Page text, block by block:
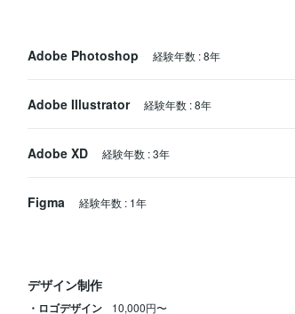
Adobe Photoshop 経験年数 :8年
Adobe Illustrator 経験年数 :8年
Adobe XD 経験年数 :3年
Figma 経験年数 : 1年
デザイン制作
・ロゴデザイン
10,000円〜